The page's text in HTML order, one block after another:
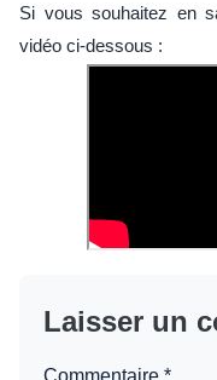
Si vous souhaitez en
vidéo ci-dessous :
Laisser un
Commentaire *